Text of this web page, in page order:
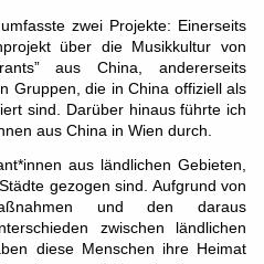
zwei Projekte: Einerseits
über die Musikkultur von
aus China, andererseits
Gruppen, die in China offiziell als
sind. Darüber hinaus führte ich
aus China in Wien durch.
aus ländlichen Gebieten,
gezogen sind. Aufgrund von
und den daraus
zwischen ländlichen
diese Menschen ihre Heimat